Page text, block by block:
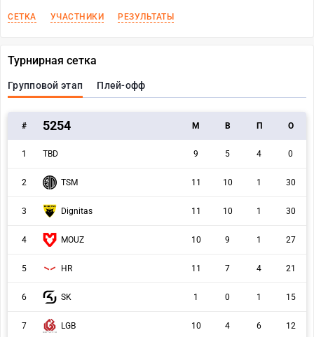
СЕТКА УЧАСТНИКИ РЕЗУЛЬТАТЫ
Турнирная сетка
Групповой этап Плей-офф
# 5254 M В П О
1 TBD 9 5 4 0
2 TSM 11 10 1 30
3 Dignitas 11 10 1 30
4 MOUZ 10 9 1 27
5 HR 11 7 4 21
6 SK 1 0 1 15
7 LGB 10 4 6 12